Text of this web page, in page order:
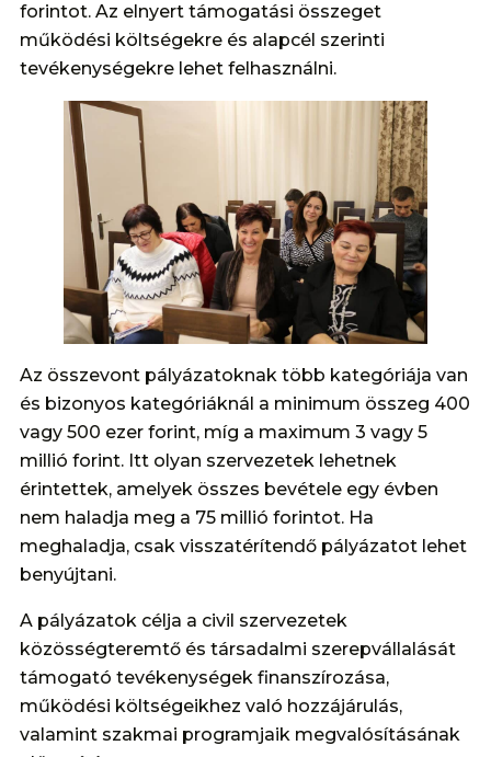
forintot. Az elnyert támogatási összeget
működési költségekre és alapcél szerinti
tevékenységekre lehet felhasználni.
Az összevont pályázatoknak több kategóriája van
és bizonyos kategóriáknál a minimum összeg 400
vagy 500 ezer forint, míg a maximum 3 vagy 5
millió forint. Itt olyan szervezetek lehetnek
érintettek, amelyek összes bevétele egy évben
nem haladja meg a 75 millió forintot. Ha
meghaladja, csak visszatérítendő pályázatot lehet
benyújtani.
A pályázatok célja a civil szervezetek
közösségteremtő és társadalmi szerepvállalását
támogató tevékenységek finanszírozása,
működési költségeikhez való hozzájárulás,
valamint szakmai programjaik megvalósításának